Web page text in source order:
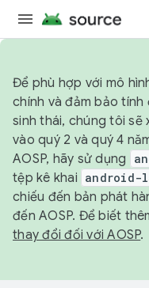
Để phù hợp với mô
chính và đảm bảo
sinh thái, chúng tôi sẽ
vào quý 2 và quý 4
AOSP, hãy sử dụng
tệp kê khai android-
chiếu đến bản phát
đến AOSP. Để biết
thay đổi đối với AOSP.